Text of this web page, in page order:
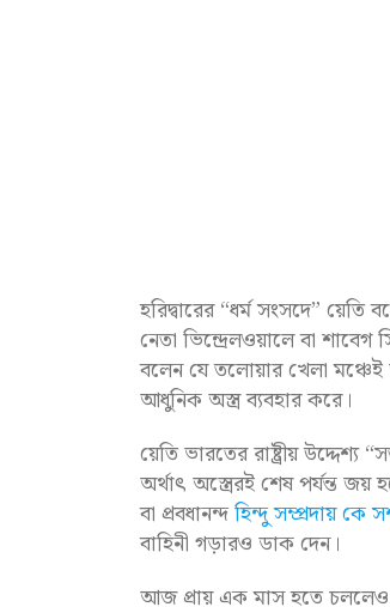
হরিদ্বারের “ধর্ম সংসদে” য়েতি
নেতা ভিন্দ্রেলওয়ালে বা
বলেন যে তলোয়ার খেলা
আধুনিক অস্ত্র ব্যবহার করে।
য়েতি ভারতের রাষ্ট্রীয়
অর্থাৎ অস্ত্রেরই শেষ পর্যন্ত
বা প্রবধানন্দহিন্দু সম্প্রদায় কে
বাহিনী গড়ারও ডাক দেন।
আজ প্রায় এক মাস হতে চললেও